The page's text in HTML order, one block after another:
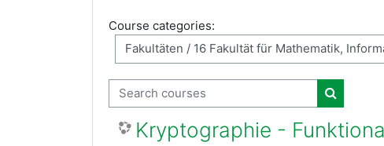
Course categories:
Search courses
Search
Kryptographie -